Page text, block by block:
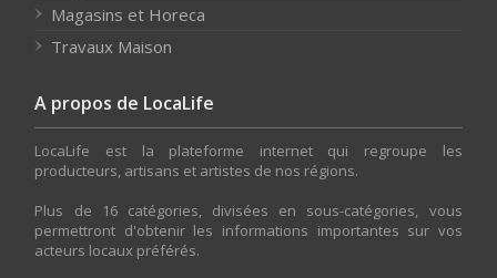
Magasins et Horeca
Travaux Maison
A propos de LocaLife
LocaLife est la plateforme internet qui regroupe les
producteurs, artisans et artistes de nos régions.
Plus de 16 catégories, divisées en sous-catégories, vous
permettront d'obtenir les informations importantes sur vos
acteurs locaux préférés.